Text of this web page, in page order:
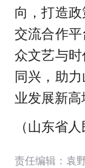
向，打造政
交流合作
众文艺与
同兴，助
业发展新高
（山东省
责任编辑：袁